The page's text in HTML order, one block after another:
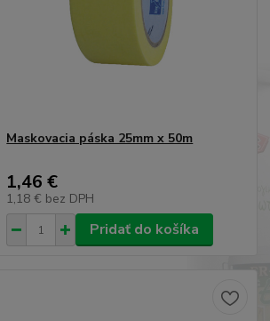
Maskovacia páska 25mm x 50m
1,46 €
1,18 € bez DPH
Pridať do košíka